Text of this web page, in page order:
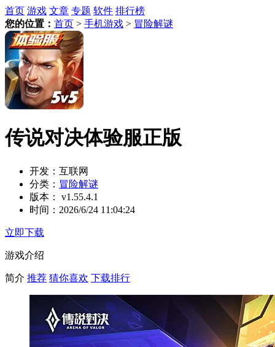
首页 游戏 文章 专题 软件 排行榜
您的位置： 首页 > 手机游戏 > 冒险解谜
传说对决体验服正版
开发： 互联网
分类： 冒险解谜
版本：
v1.55.4.1
时间： 2026/6/24 11:04:24
立即下载
游戏介绍
简介 推荐 猜你喜欢 下载排行